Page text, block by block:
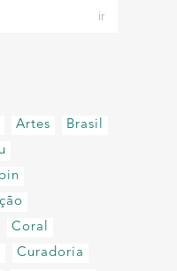
Artes
Brasil
Coral
Curadoria